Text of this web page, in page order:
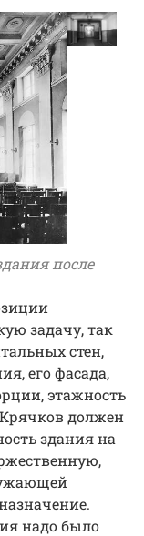
после
задачу, так
стен,
его фасада,
этажность
должен
здания на
надо было